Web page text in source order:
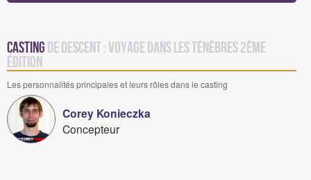
Casting de Descent : Voyage dans les Ténèbres 2ème
édition
Les personnalités principales et leurs rôles dans le casting
Corey Konieczka
Concepteur